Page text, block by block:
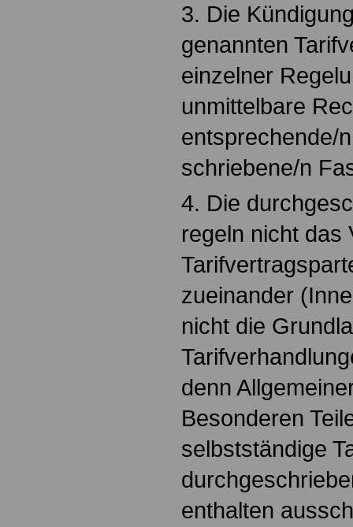
3. Die
genannten
einzelner
unmittelbare
entsprechende/
schriebene/n
4. Die
regeln nicht das
zueinander
nicht die
denn
Besonderen
selbstständige
enthalten